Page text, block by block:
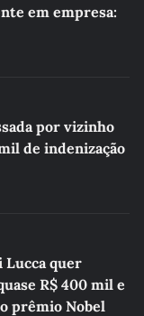
em empresa:
por vizinho
de indenização
Lucca quer
R$ 400 mil e
prêmio Nobel